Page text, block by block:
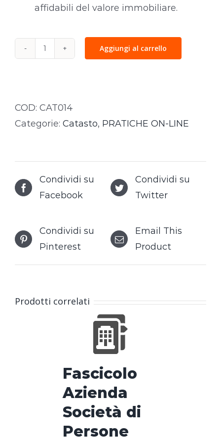
affidabili del valore immobiliare.
Perizia
Aggiungi al carrello
COD: CAT014
Categorie: Catasto, PRATICHE ON-LINE
Condividi su
Facebook
Condividi su
Twitter
Condividi su
Pinterest
Email This
Product
Prodotti correlati
Fascicolo
Azienda
Società di
Persone